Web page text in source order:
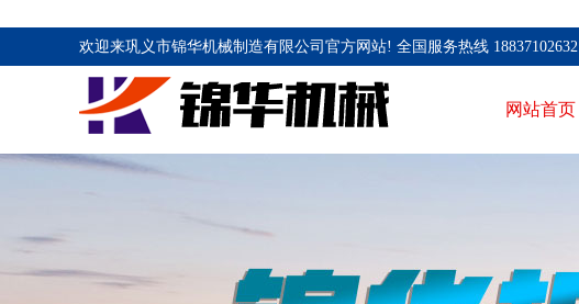
欢迎来巩义市锦华机械制造有限公司官方网站! 全国服务热线 18837102632
网站首页